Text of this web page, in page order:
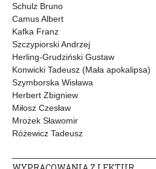
Schulz Bruno
Camus Albert
Kafka Franz
Szczypiorski Andrzej
Herling-Grudziński Gustaw
Konwicki Tadeusz (Mała apokalipsa)
Szymborska Wisława
Herbert Zbigniew
Miłosz Czesław
Mrożek Sławomir
Różewicz Tadeusz